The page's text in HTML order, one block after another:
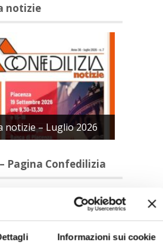
Informazioni sui cookie
notizie
notizie – Luglio 2026
Pagina Confedilizia